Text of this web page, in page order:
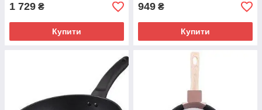
1 729 ₴
Купити
949 ₴
Купити